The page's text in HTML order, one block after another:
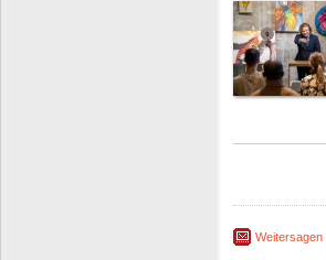
Weitersagen